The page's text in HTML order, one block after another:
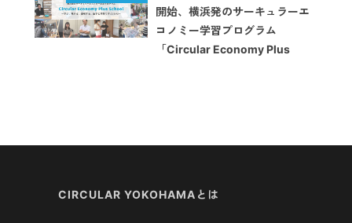
開始、横浜発のサーキュラーエ
コノミー学習プログラム
「Circular Economy Plus
CIRCULAR YOKOHAMAとは